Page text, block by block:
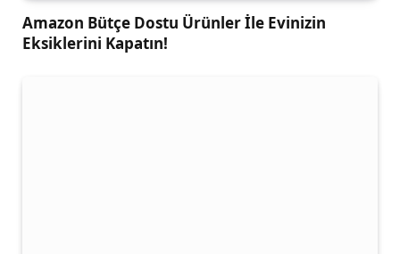
Amazon Bütçe Dostu Ürünler İle Evinizin
Eksiklerini Kapatın!